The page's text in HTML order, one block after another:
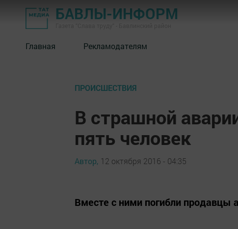
БАВЛЫ-ИНФОРМ
Главная Рекламодателям
ПРОИСШЕСТВИЯ
В страшной
пять человек
Автор, 12 октября 2016 - 04:35
Вместе с ними погибли продавцы